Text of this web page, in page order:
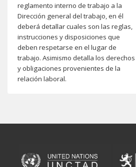
reglamento interno de trabajo a la
Dirección general del trabajo, en él
deberá detallar cuales son las reglas,
instrucciones y disposiciones que
deben respetarse en el lugar de
trabajo. Asimismo detalla los derechos
y obligaciones provenientes de la
relación laboral.